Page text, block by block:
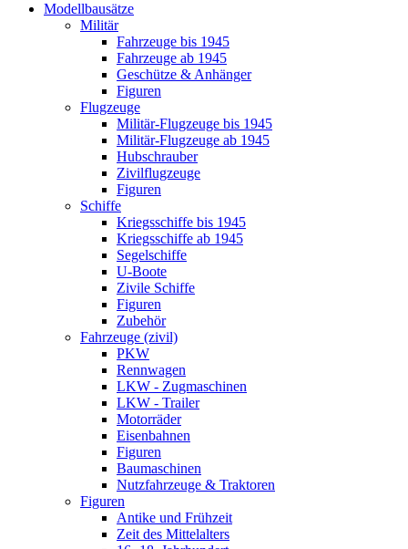
Modellbausätze
Militär
Fahrzeuge bis 1945
Fahrzeuge ab 1945
Geschütze & Anhänger
Figuren
Flugzeuge
Militär-Flugzeuge bis 1945
Militär-Flugzeuge ab 1945
Hubschrauber
Zivilflugzeuge
Figuren
Schiffe
Kriegsschiffe bis 1945
Kriegsschiffe ab 1945
Segelschiffe
U-Boote
Zivile Schiffe
Figuren
Zubehör
Fahrzeuge (zivil)
PKW
Rennwagen
LKW - Zugmaschinen
LKW - Trailer
Motorräder
Eisenbahnen
Figuren
Baumaschinen
Nutzfahrzeuge & Traktoren
Figuren
Antike und Frühzeit
Zeit des Mittelalters